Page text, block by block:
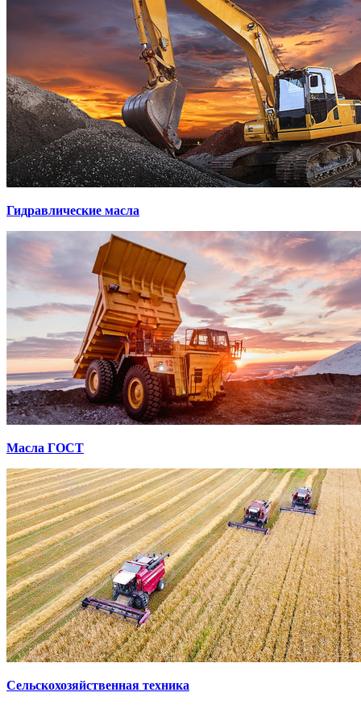
Гидравлические масла
Масла ГОСТ
Сельскохозяйственная техника